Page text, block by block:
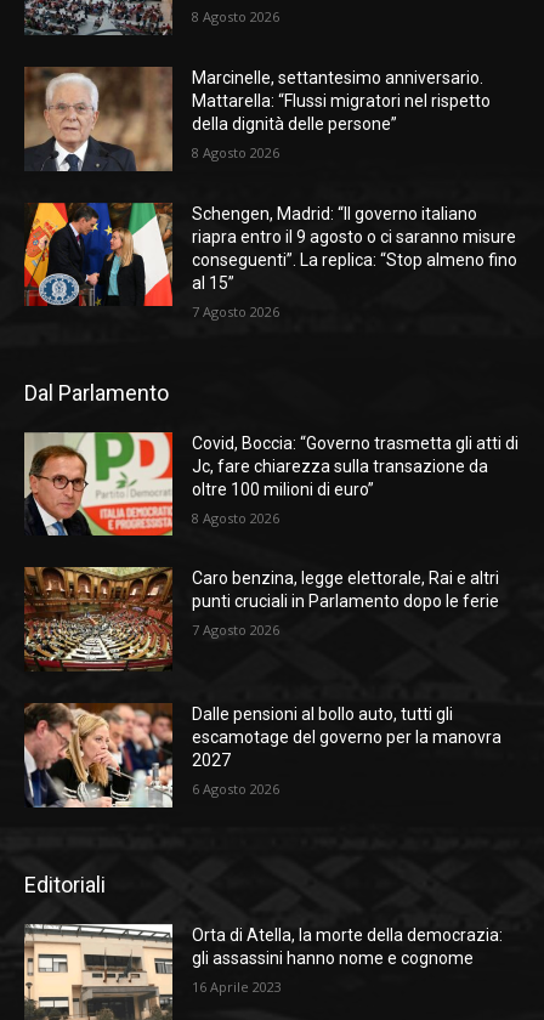
8 Agosto 2026
Marcinelle, settantesimo anniversario.
Mattarella: “Flussi migratori nel rispetto
della dignità delle persone”
8 Agosto 2026
Schengen, Madrid: “Il governo italiano
riapra entro il 9 agosto o ci saranno misure
conseguenti”. La replica: “Stop almeno fino
al 15”
7 Agosto 2026
Dal Parlamento
Covid, Boccia: “Governo trasmetta gli atti di
Jc, fare chiarezza sulla transazione da
oltre 100 milioni di euro”
8 Agosto 2026
Caro benzina, legge elettorale, Rai e altri
punti cruciali in Parlamento dopo le ferie
7 Agosto 2026
Dalle pensioni al bollo auto, tutti gli
escamotage del governo per la manovra
2027
6 Agosto 2026
Editoriali
Orta di Atella, la morte della democrazia:
gli assassini hanno nome e cognome
16 Aprile 2023